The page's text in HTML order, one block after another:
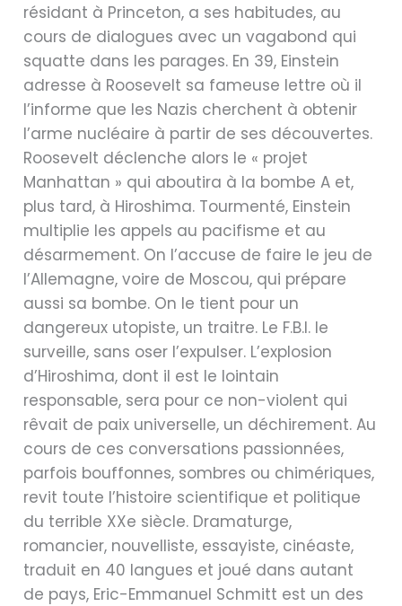
résidant à Princeton, a ses habitudes, au
cours de dialogues avec un vagabond qui
squatte dans les parages. En 39, Einstein
adresse à Roosevelt sa fameuse lettre où il
l’informe que les Nazis cherchent à obtenir
l’arme nucléaire à partir de ses découvertes.
Roosevelt déclenche alors le « projet
Manhattan » qui aboutira à la bombe A et,
plus tard, à Hiroshima. Tourmenté, Einstein
multiplie les appels au pacifisme et au
désarmement. On l’accuse de faire le jeu de
l’Allemagne, voire de Moscou, qui prépare
aussi sa bombe. On le tient pour un
dangereux utopiste, un traitre. Le F.B.I. le
surveille, sans oser l’expulser. L’explosion
d’Hiroshima, dont il est le lointain
responsable, sera pour ce non-violent qui
rêvait de paix universelle, un déchirement. Au
cours de ces conversations passionnées,
parfois bouffonnes, sombres ou chimériques,
revit toute l’histoire scientifique et politique
du terrible XXe siècle. Dramaturge,
romancier, nouvelliste, essayiste, cinéaste,
traduit en 40 langues et joué dans autant
de pays, Eric-Emmanuel Schmitt est un des